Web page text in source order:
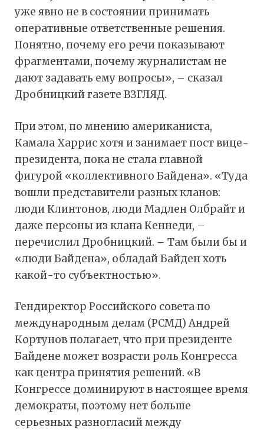
уже явно не в состоянии принимать
оперативные ответственные решения.
Понятно, почему его речи показывают
фрагментами, почему журналистам не
дают задавать ему вопросы», – сказал
Дробницкий газете ВЗГЛЯД.
При этом, по мнению американиста,
Камала Харрис хотя и занимает пост вице-
президента, пока не стала главной
фигурой «коллективного Байдена». «Туда
вошли представители разных кланов:
люди Клинтонов, люди Мадлен Олбрайт и
даже персоны из клана Кеннеди, –
перечислил Дробницкий. – Там были бы и
«люди Байдена», обладай Байден хоть
какой-то субъектностью».
Гендиректор Российского совета по
международным делам (РСМД) Андрей
Кортунов полагает, что при президенте
Байдене может возрасти роль Конгресса
как центра принятия решений. «В
Конгрессе доминируют в настоящее время
демократы, поэтому нет больше
серьезных разногласий между